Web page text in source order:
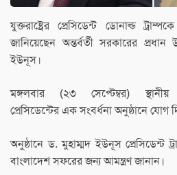
যুক্তরাষ্ট্রের প্রেসিডেন্ট ডোনাল্ড
জানিয়েছেন অন্তর্বর্তী সরকারের
ইউনূস।
মঙ্গলবার (২৩ সেপ্টেম্বর)
প্রেসিডেন্টের এক সংবর্ধনা অনুষ্ঠানে যোগ
অনুষ্ঠানে ড. মুহাম্মদ ইউনূস প্রেসিডেন্ট
বাংলাদেশ সফরের জন্য আমন্ত্রণ জানান।